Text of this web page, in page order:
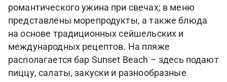
романтического ужина при свечах; в меню
представлены морепродукты, а также блюда
на основе традиционных сейшельских и
международных рецептов. На пляже
располагается бар Sunset Beach – здесь подают
пиццу, салаты, закуски и разнообразные